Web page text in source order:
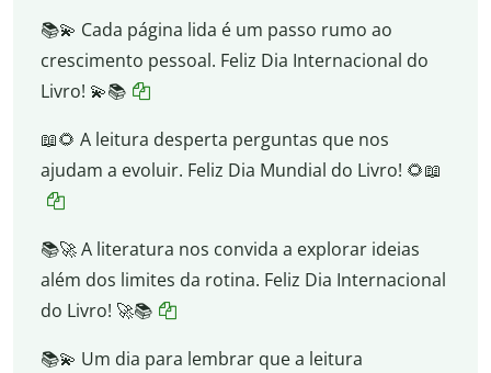
📚💫 Cada página lida é um passo rumo ao
crescimento pessoal. Feliz Dia Internacional do
Livro! 💫📚
📖🌻 A leitura desperta perguntas que nos
ajudam a evoluir. Feliz Dia Mundial do Livro! 🌻📖
📚🚀 A literatura nos convida a explorar ideias
além dos limites da rotina. Feliz Dia Internacional
do Livro! 🚀📚
📚💫 Um dia para lembrar que a leitura